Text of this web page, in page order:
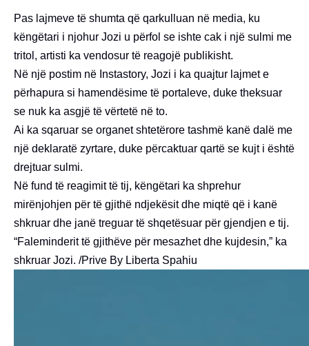
Pas lajmeve të shumta që qarkulluan në media, ku
këngëtari i njohur Jozi u përfol se ishte cak i një sulmi me
tritol, artisti ka vendosur të reagojë publikisht.
Në një postim në Instastory, Jozi i ka quajtur lajmet e
përhapura si hamendësime të portaleve, duke theksuar
se nuk ka asgjë të vërtetë në to.
Ai ka sqaruar se organet shtetërore tashmë kanë dalë me
një deklaratë zyrtare, duke përcaktuar qartë se kujt i është
drejtuar sulmi.
Në fund të reagimit të tij, këngëtari ka shprehur
mirënjohjen për të gjithë ndjekësit dhe miqtë që i kanë
shkruar dhe janë treguar të shqetësuar për gjendjen e tij.
“Faleminderit të gjithëve për mesazhet dhe kujdesin,” ka
shkruar Jozi. /Prive By Liberta Spahiu